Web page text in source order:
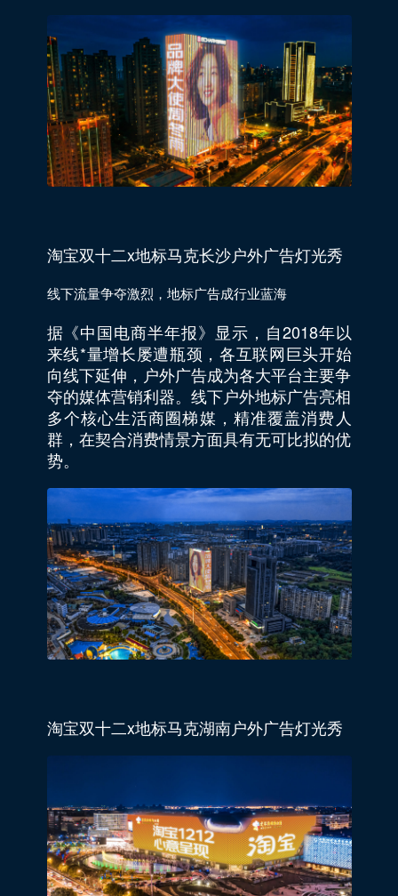
淘宝双十二x地标马克长沙户外广告灯光秀
线下流量争夺激烈，地标广告成行业蓝海
据《中国电商半年报》显示，自2018年以
来线*量增长屡遭瓶颈，各互联网巨头开始
向线下延伸，户外广告成为各大平台主要争
夺的媒体营销利器。线下户外地标广告亮相
多个核心生活商圈梯媒，精准覆盖消费人
群，在契合消费情景方面具有无可比拟的优
势。
淘宝双十二x地标马克湖南户外广告灯光秀